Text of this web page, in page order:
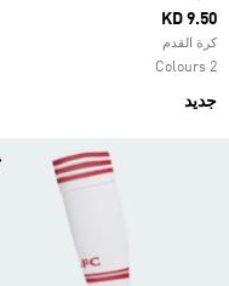
KD 9.50
كرة القدم
2 Colours
جديد